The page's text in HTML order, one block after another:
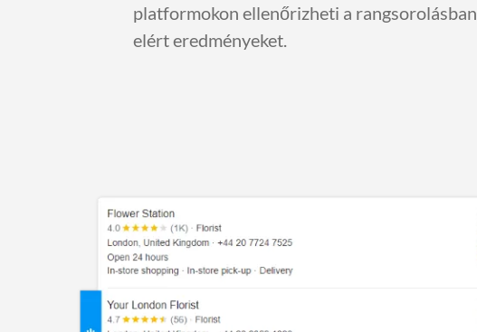
platformokon ellenőrizheti a rangsorolásban
elért eredményeket.